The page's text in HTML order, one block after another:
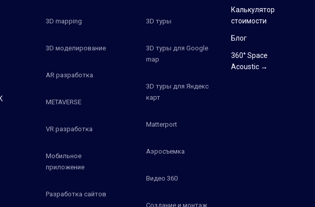
3D mapping
3D моделирование
AR разработка
METAVERSE
VR разработка
Мобильное
приложение
Разработка сайтов
3D туры
3D туры для Google
map
3D туры для Яндекс
карт
Matterport
Аэросъемка
Видео 360
Создание и монтаж
Калькулятор
стоимости
Блог
360° Space
Acoustic →